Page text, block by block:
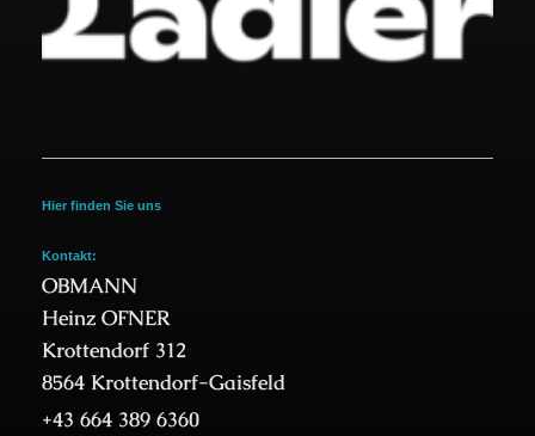
Hier finden Sie uns
Kontakt:
OBMANN
Heinz OFNER
Krottendorf 312
8564 Krottendorf-Gaisfeld
+43 664 389 6360